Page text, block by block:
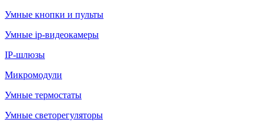
Умные кнопки и пульты
Умные ip-видеокамеры
IP-шлюзы
Микромодули
Умные термостаты
Умные светорегуляторы